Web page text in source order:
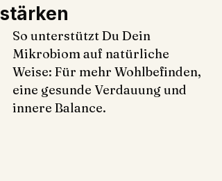
stärken
So unterstützt Du Dein
Mikrobiom auf natürliche
Weise: Für mehr Wohlbefinden,
eine gesunde Verdauung und
innere Balance.